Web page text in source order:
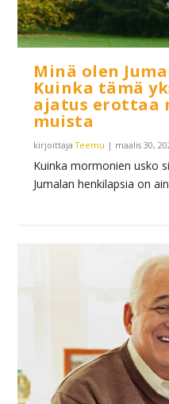
Minä olen
Kuinka tämä
ajatus erottaa
muista
kirjoittajaTeemu | maalis 30,
Kuinka mormonien usko
Jumalan henkilapsia on